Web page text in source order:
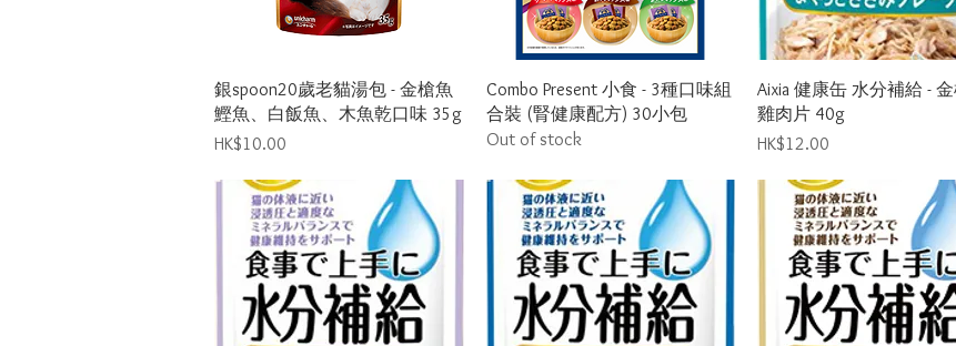
Quick View
銀spoon20歲老貓湯包 - 金槍魚
鰹魚、白飯魚、木魚乾口味 35g
Price
HK$10.00
Quick View
Combo Present 小食 - 3種口味組
合裝 (腎健康配方) 30小包
Out of stock
Quick View
Aixia 健康缶 水分補給 -
雞肉片 40g
Price
HK$12.00